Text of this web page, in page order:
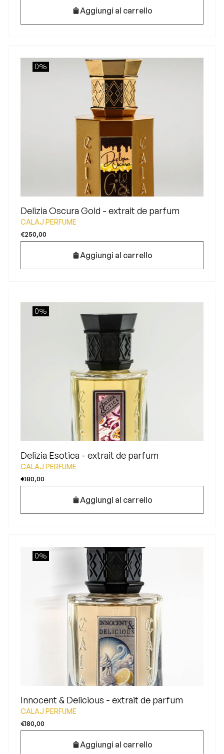
Aggiungi al carrello
0%
Delizia Oscura Gold - extrait de parfum
CALAJ PERFUME
€250,00
Aggiungi al carrello
0%
Delizia Esotica - extrait de parfum
CALAJ PERFUME
€180,00
Aggiungi al carrello
0%
Innocent & Delicious - extrait de parfum
CALAJ PERFUME
€180,00
Aggiungi al carrello